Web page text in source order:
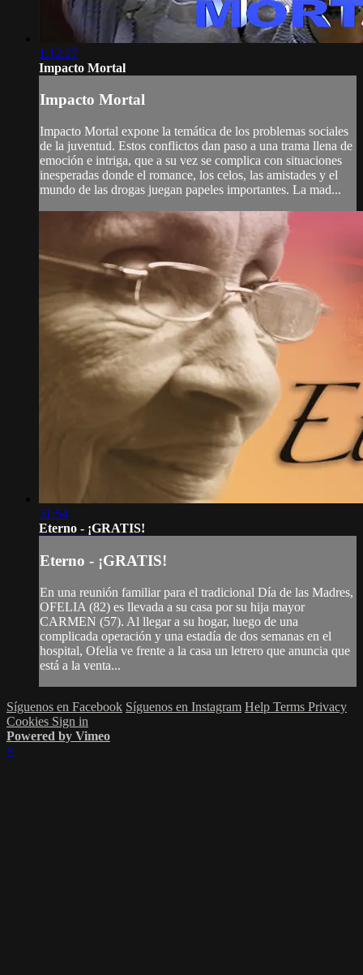
1:12:27
Impacto Mortal
Impacto Mortal
Impacto Mortal expone la temática de los problemas sociales
de la juventud. Estos conflictos dan paso a una trama llena de
emoción e intriga, que a su vez se complica con situaciones
inesperadas donde el romance, los celos, las amistades y el
mundo de las drogas juegan papeles importantes. La mad...
31:54
Eterno - ¡GRATIS!
Eterno - ¡GRATIS!
En una reunión familiar para el tradicional Día de las Madres,
OFELIA (82) es llevada a su casa por su hija mayor
CARMEN (57). Al llegar a su hogar, luego de una
complicada operación y una estadía de dos semanas en el
hospital, Ofelia ve frente a la casa un letrero que anuncia que
está a la venta...
Síguenos en Facebook Síguenos en Instagram Help Terms Privacy
Cookies Sign in
Powered by Vimeo
×